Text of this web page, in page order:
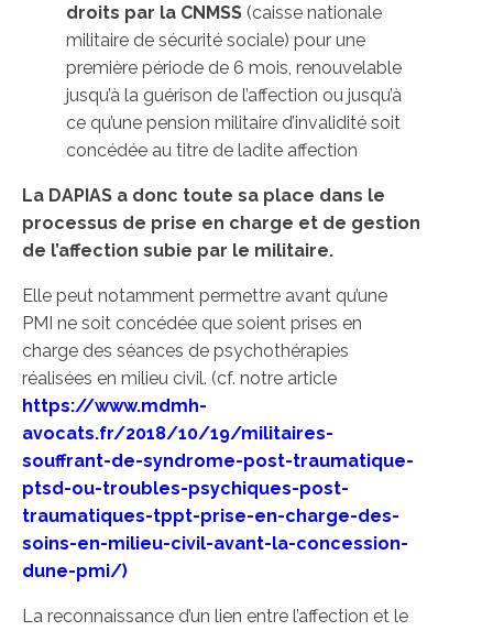
droits par la CNMSS (caisse nationale
militaire de sécurité sociale) pour une
première période de 6 mois, renouvelable
jusqu’à la guérison de l’affection ou jusqu’à
ce qu’une pension militaire d’invalidité soit
concédée au titre de ladite affection
La DAPIAS a donc toute sa place dans le
processus de prise en charge et de gestion
de l’affection subie par le militaire.
Elle peut notamment permettre avant qu’une
PMI ne soit concédée que soient prises en
charge des séances de psychothérapies
réalisées en milieu civil. (cf. notre article
https://www.mdmh-
avocats.fr/2018/10/19/militaires-
souffrant-de-syndrome-post-traumatique-
ptsd-ou-troubles-psychiques-post-
traumatiques-tppt-prise-en-charge-des-
soins-en-milieu-civil-avant-la-concession-
dune-pmi/)
La reconnaissance d’un lien entre l’affection et le